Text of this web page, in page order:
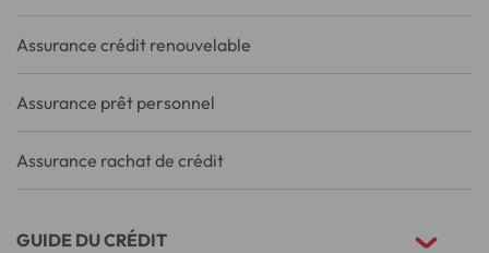
Assurance crédit renouvelable
Assurance prêt personnel
Assurance rachat de crédit
GUIDE DU CRÉDIT